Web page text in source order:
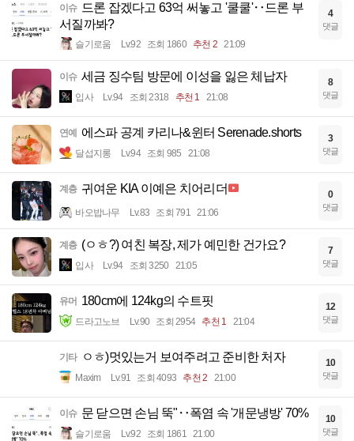
이슈 드론 잡겠다고 63억 써놓고 '쿨쿨'‥드론 부
서질까봐?
슬기로움 Lv.92 조회 1860 추천 2 21:09
4
댓글
이슈 세금 징수팀 방문에 이성을 잃은 체납자
입사 Lv.94 조회 2318 추천 1 21:08
8
댓글
연예 에스파 공계 카리나&윈터 Serenade.shorts
달섭지롱 Lv.94 조회 985 21:08
3
댓글
계층 귀여운 KIA 이예은 치어리더
바오밥나무 Lv.83 조회 791 21:06
0
댓글
계층 (ㅇㅎ?) 여친 복장, 제가 예민한 건가요?
입사 Lv.94 조회 3250 21:05
7
댓글
유머 180cm에 124kg의 수트핏
드라고노브 Lv.90 조회 2954 추천 1 21:04
12
댓글
기타 ㅇㅎ)멋있는거 보여주려고 준비한 처자
Maxim Lv.91 조회 4093 추천 2 21:00
10
댓글
이슈 문 닫으면 손님 뚝"‥폭염 속 '개문냉방' 70%
슬기로움 Lv.92 조회 1861 21:00
10
댓글